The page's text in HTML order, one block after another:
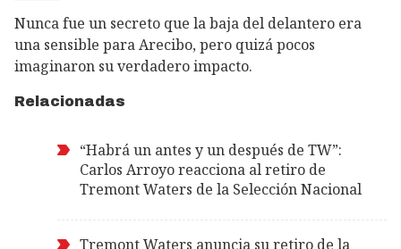
Nunca fue un secreto que la baja del delantero era
una sensible para Arecibo, pero quizá pocos
imaginaron su verdadero impacto.
Relacionadas
“Habrá un antes y un después de TW”:
Carlos Arroyo reacciona al retiro de
Tremont Waters de la Selección Nacional
Tremont Waters anuncia su retiro de la